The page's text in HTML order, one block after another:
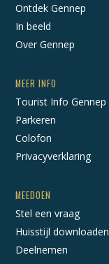
Ontdek Gennep
In beeld
Over Gennep
MEER INFO
Tourist Info Gennep
Parkeren
Colofon
Privacyverklaring
MEEDOEN
Stel een vraag
Huisstijl downloaden
Deelnemen